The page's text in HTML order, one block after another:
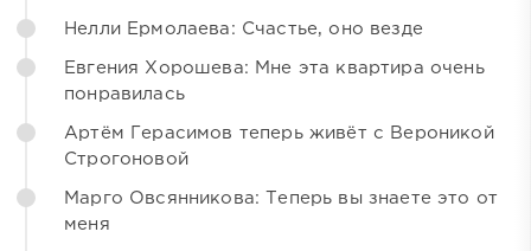
Нелли Ермолаева: Счастье, оно везде
Евгения Хорошева: Мне эта квартира очень
понравилась
Артём Герасимов теперь живёт с Вероникой
Строгоновой
Марго Овсянникова: Теперь вы знаете это от
меня